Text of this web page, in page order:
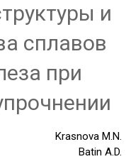
и
сплавов
при
Krasnova M.N.
Batin A.D.